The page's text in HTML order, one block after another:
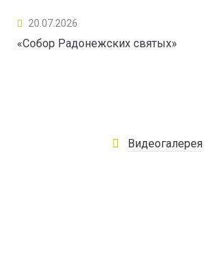
20.07.2026
«Собор Радонежских святых»
Видеогалерея